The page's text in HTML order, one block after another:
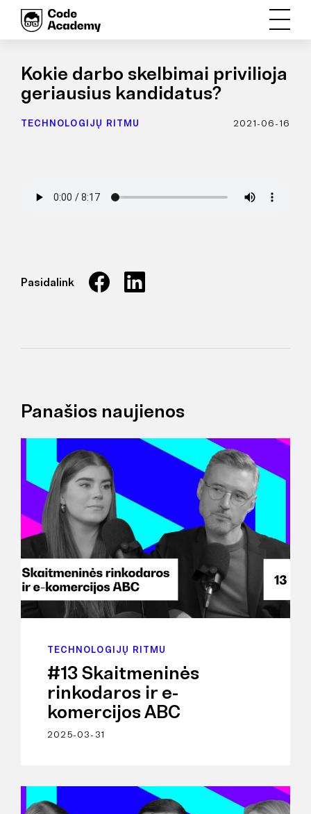
Kokie darbo skelbimai privilioja
geriausius kandidatus?
TECHNOLOGIJŲ RITMU 2021-06-16
Pasidalink
Panašios naujienos
TECHNOLOGIJŲ RITMU
#13 Skaitmeninės
rinkodaros ir e-
komercijos ABC
2025-03-31